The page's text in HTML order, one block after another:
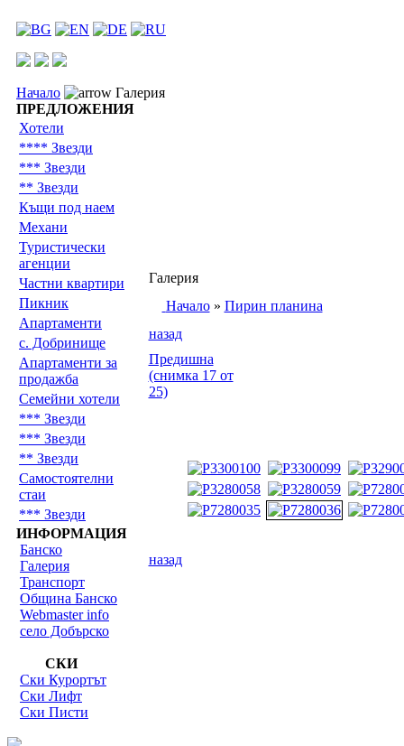
Начало
Галерия
ПРЕДЛОЖЕНИЯ
Хотели
**** Звезди
*** Звезди
** Звезди
Къщи под наем
Механи
Туристически
агенции
Частни квартири
Пикник
Апартаменти
с. Добринище
Апартаменти за
продажба
Семейни хотели
*** Звезди
*** Звезди
** Звезди
Самостоятелни
стаи
*** Звезди
ИНФОРМАЦИЯ
Банско
Галерия
Транспорт
Община Банско
Webmaster info
село Добърско
СКИ
Ски Курортът
Ски Лифт
Ски Писти
Галерия
Начало» Пирин планина
назад
Предишна
(снимка 17 от
25)
назад